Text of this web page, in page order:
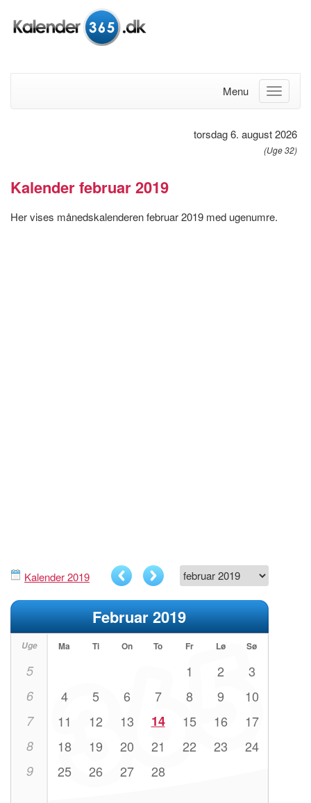
Menu
torsdag 6. august 2026
(Uge 32)
Kalender februar 2019
Her vises månedskalenderen februar 2019 med ugenumre.
Kalender 2019
Februar 2019
Uge Ma Ti On To Fr Lø Sø
5 1 2 3
6 4 5 6 7 8 9 10
7 11 12 13 14 15 16 17
8 18 19 20 21 22 23 24
9 25 26 27 28